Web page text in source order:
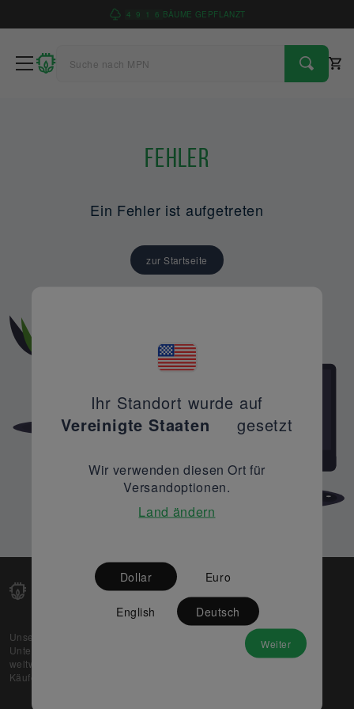
4 9 1 6 BÄUME GEPFLANZT
Fehler
Ein Fehler ist aufgetreten
zur Startseite
Unsere Web-Plattform unterstützt OEM- und EMS-
Unternehmen dabei, ihre überschüssigen Lagerbestände
weltweit zu verkaufen und gleichzeitig den potenziellen
Käufern beste Preise und Qualität zu bieten.
Partner
Ihr Standort wurde auf
Vereinigte Staaten
gesetzt
Wir verwenden diesen Ort für
Versandoptionen.
Land ändern
Dollar Euro
English Deutsch
Weiter